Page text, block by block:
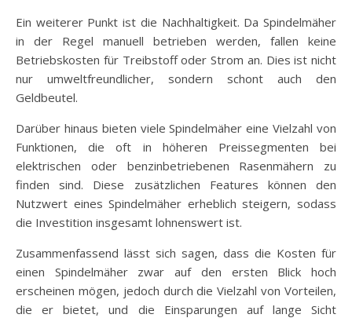
Ein weiterer Punkt ist die Nachhaltigkeit. Da Spindelmäher
in der Regel manuell betrieben werden, fallen keine
Betriebskosten für Treibstoff oder Strom an. Dies ist nicht
nur umweltfreundlicher, sondern schont auch den
Geldbeutel.
Darüber hinaus bieten viele Spindelmäher eine Vielzahl von
Funktionen, die oft in höheren Preissegmenten bei
elektrischen oder benzinbetriebenen Rasenmähern zu
finden sind. Diese zusätzlichen Features können den
Nutzwert eines Spindelmäher erheblich steigern, sodass
die Investition insgesamt lohnenswert ist.
Zusammenfassend lässt sich sagen, dass die Kosten für
einen Spindelmäher zwar auf den ersten Blick hoch
erscheinen mögen, jedoch durch die Vielzahl von Vorteilen,
die er bietet, und die Einsparungen auf lange Sicht